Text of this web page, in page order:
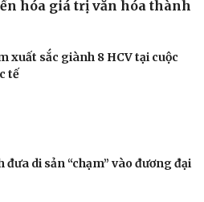
kích F-22 tại Trung
KC-135
đẩy NATO vào thế lưỡng
đạn dược sau nhiều tháng